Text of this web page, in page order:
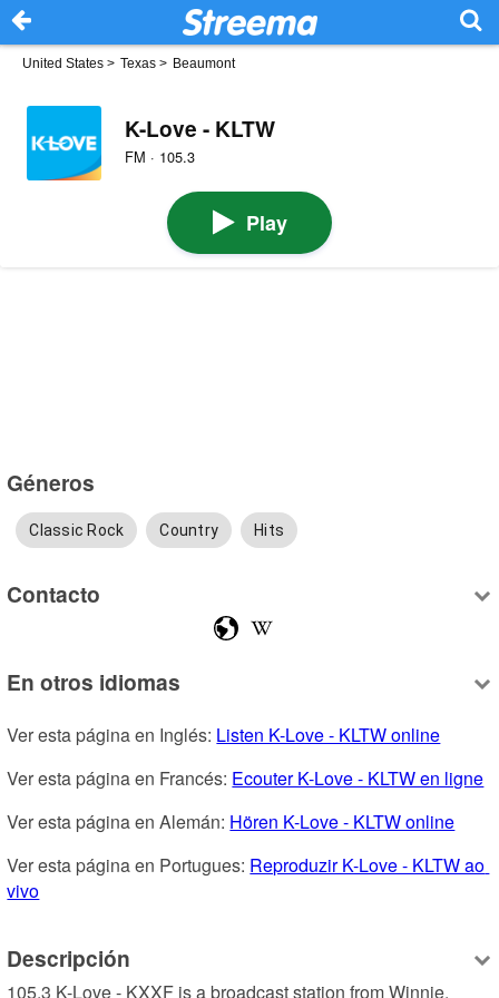
United States > Texas > Beaumont
K-Love - KLTW
FM · 105.3
Play
Géneros
Classic Rock Country Hits
Contacto
En otros idiomas
Ver esta página en Inglés: Listen K-Love - KLTW online
Ver esta página en Francés: Ecouter K-Love - KLTW en ligne
Ver esta página en Alemán: Hören K-Love - KLTW online
Ver esta página en Portugues: Reproduzir K-Love - KLTW ao
vivo
Descripción
105.3 K-Love - KXXF is a broadcast station from Winnie,